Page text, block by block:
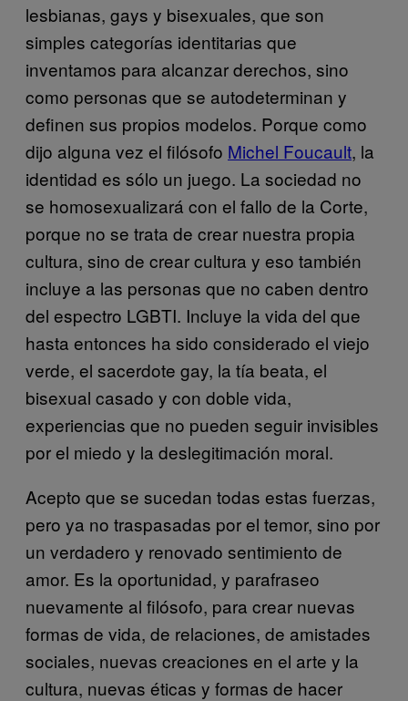
lesbianas, gays y bisexuales, que son
simples categorías identitarias que
inventamos para alcanzar derechos, sino
como personas que se autodeterminan y
definen sus propios modelos. Porque como
dijo alguna vez el filósofo Michel Foucault, la
identidad es sólo un juego. La sociedad no
se homosexualizará con el fallo de la Corte,
porque no se trata de crear nuestra propia
cultura, sino de crear cultura y eso también
incluye a las personas que no caben dentro
del espectro LGBTI. Incluye la vida del que
hasta entonces ha sido considerado el viejo
verde, el sacerdote gay, la tía beata, el
bisexual casado y con doble vida,
experiencias que no pueden seguir invisibles
por el miedo y la deslegitimación moral.
Acepto que se sucedan todas estas fuerzas,
pero ya no traspasadas por el temor, sino por
un verdadero y renovado sentimiento de
amor. Es la oportunidad, y parafraseo
nuevamente al filósofo, para crear nuevas
formas de vida, de relaciones, de amistades
sociales, nuevas creaciones en el arte y la
cultura, nuevas éticas y formas de hacer